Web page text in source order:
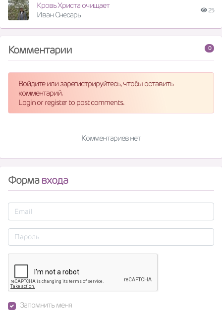
Кровь Христа очищает
Иван Снесарь
25
0
Комментарии
Войдите или зарегистрируйтесь, чтобы оставить
комментарий.
Login or register to post comments.
Комментариев нет
Формавхода
Запомнить меня